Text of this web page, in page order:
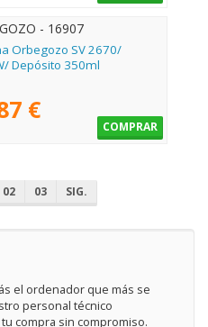
- 16907
Orbegozo SV 2670/
Depósito 350ml
€
COMPRAR
02 03 SIG.
el ordenador que más se
personal técnico
compra sin compromiso.